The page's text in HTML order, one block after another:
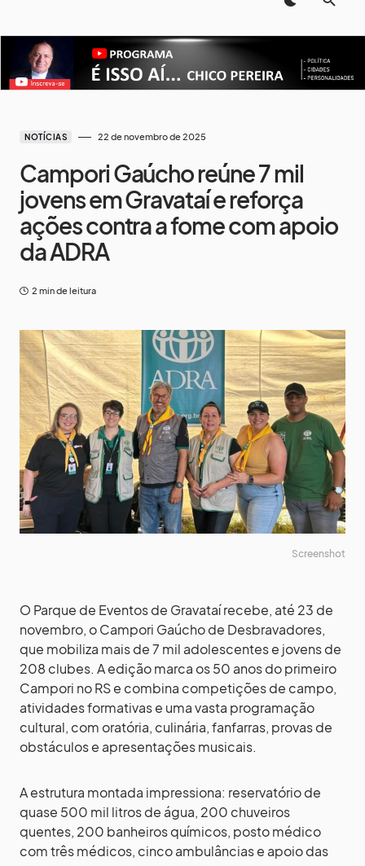
NOTÍCIAS 22 de novembro de 2025
Campori Gaúcho reúne 7 mil
jovens em Gravataí e reforça
ações contra a fome com apoio
da ADRA
2 min de leitura
Screenshot
O Parque de Eventos de Gravataí recebe, até 23 de
novembro, o Campori Gaúcho de Desbravadores,
que mobiliza mais de 7 mil adolescentes e jovens de
208 clubes. A edição marca os 50 anos do primeiro
Campori no RS e combina competições de campo,
atividades formativas e uma vasta programação
cultural, com oratória, culinária, fanfarras, provas de
obstáculos e apresentações musicais.
A estrutura montada impressiona: reservatório de
quase 500 mil litros de água, 200 chuveiros
quentes, 200 banheiros químicos, posto médico
com três médicos, cinco ambulâncias e apoio das